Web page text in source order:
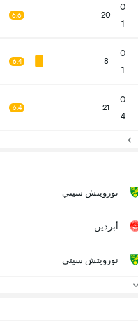
0
1
20
6.6
0
1
8
6.4
0
4
21
6.4
نورويتش سيتي
أبردين
نورويتش سيتي